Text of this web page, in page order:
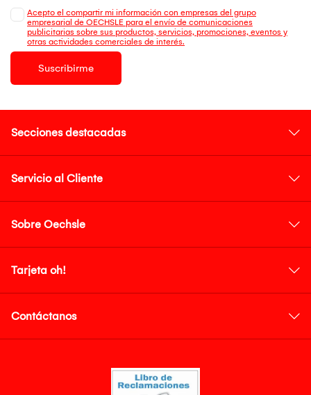
Acepto el compartir mi información con empresas del grupo
empresarial de OECHSLE para el envío de comunicaciones
publicitarias sobre sus productos, servicios, promociones, eventos y
otras actividades comerciales de interés.
Suscribirme
Secciones destacadas
Servicio al Cliente
Sobre Oechsle
Tarjeta oh!
Contáctanos